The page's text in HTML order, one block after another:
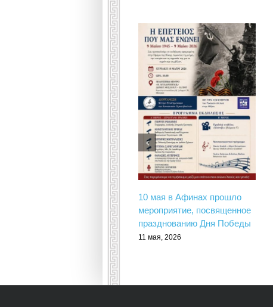
10 мая в Афинах прошло
мероприятие, посвященное
празднованию Дня Победы
11 мая, 2026